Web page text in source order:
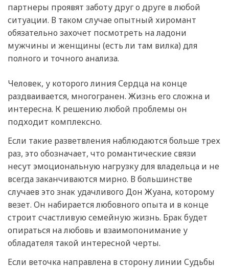
партнеры проявят заботу друг о друге в любой
ситуации. В таком случае опытный хиромант
обязательно захочет посмотреть на ладони
мужчины и женщины (есть ли там вилка) для
полного и точного анализа.
Человек, у которого линия Сердца на конце
раздваивается, многогранен. Жизнь его сложна и
интересна. К решению любой проблемы он
подходит комплексно.
Если такие разветвления наблюдаются больше трех
раз, это обозначает, что романтические связи
несут эмоциональную нагрузку для владельца и не
всегда заканчиваются мирно. В большинстве
случаев это знак удачливого Дон Жуана, которому
везет. Он набирается любовного опыта и в конце
строит счастливую семейную жизнь. Брак будет
опираться на любовь и взаимопонимание у
обладателя такой интересной черты.
Если веточка направлена в сторону линии Судьбы